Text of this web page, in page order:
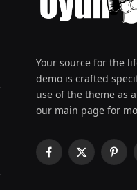
Your source for the
demo is crafted
use of the theme as
our main page for
Facebook
X